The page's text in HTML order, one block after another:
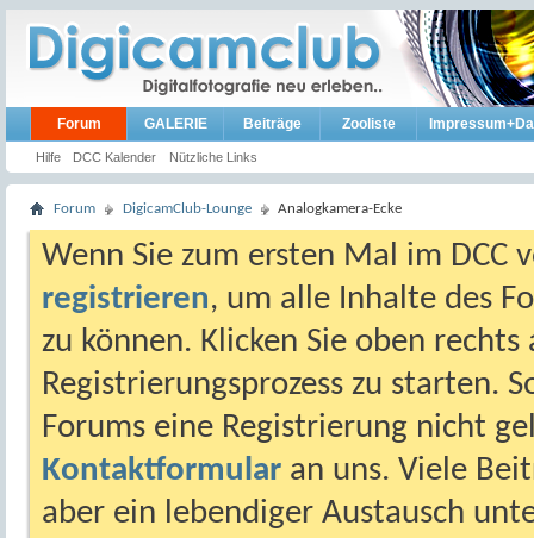
Forum
Hilfe DCC Kalender Nützliche Links
GALERIE Beiträge Zooliste
Forum DigicamClub-Lounge Analogkamera-Ecke
Wenn Sie zum ersten Mal im DCC
registrieren, um alle Inhalte des
zu können. Klicken Sie oben
Registrierungsprozess zu starten.
Forums eine Registrierung nicht
Kontaktformular an uns. Viele
aber ein lebendiger Austausch